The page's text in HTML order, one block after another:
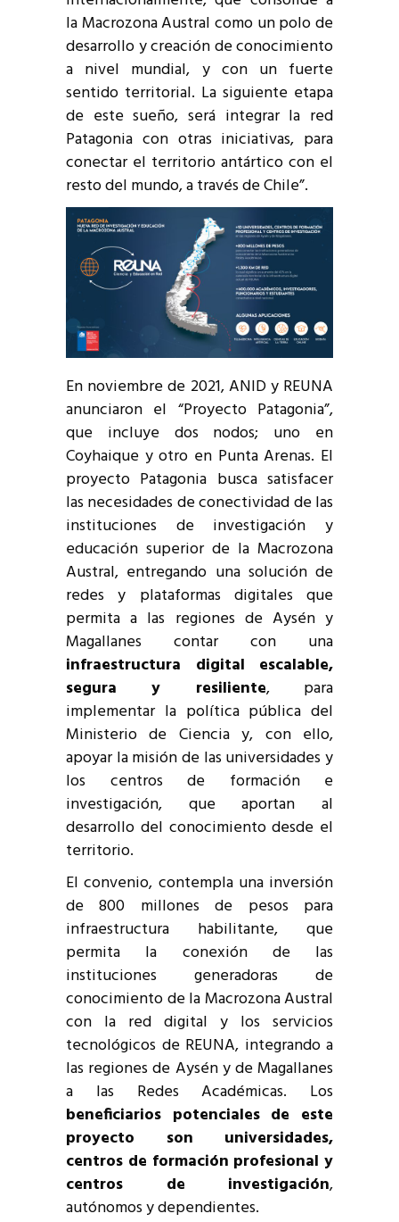
la Macrozona Austral como un polo de
desarrollo y creación de conocimiento
a nivel mundial, y con un fuerte
sentido territorial. La siguiente etapa
de este sueño, será integrar la red
Patagonia con otras iniciativas, para
conectar el territorio antártico con el
resto del mundo, a través de Chile”.
En noviembre de 2021, ANID y REUNA
anunciaron el “Proyecto Patagonia”,
que incluye dos nodos; uno en
Coyhaique y otro en Punta Arenas. El
proyecto Patagonia busca satisfacer
las necesidades de conectividad de las
instituciones de investigación y
educación superior de la Macrozona
Austral, entregando una solución de
redes y plataformas digitales que
permita a las regiones de Aysén y
Magallanes contar con una
infraestructura digital escalable,
segura y resiliente, para
implementar la política pública del
Ministerio de Ciencia y, con ello,
apoyar la misión de las universidades y
los centros de formación e
investigación, que aportan al
desarrollo del conocimiento desde el
territorio.
El convenio, contempla una inversión
de 800 millones de pesos para
infraestructura habilitante, que
permita la conexión de las
instituciones generadoras de
conocimiento de la Macrozona Austral
con la red digital y los servicios
tecnológicos de REUNA, integrando a
las regiones de Aysén y de Magallanes
a las Redes Académicas. Los
beneficiarios potenciales de este
proyecto son universidades,
centros de formación profesional y
centros de investigación,
autónomos y dependientes.